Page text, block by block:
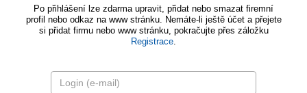
Po přihlášení lze zdarma upravit, přidat nebo smazat firemní
profil nebo odkaz na www stránku. Nemáte-li ještě účet a přejete
si přidat firmu nebo www stránku, pokračujte přes záložku
Registrace.